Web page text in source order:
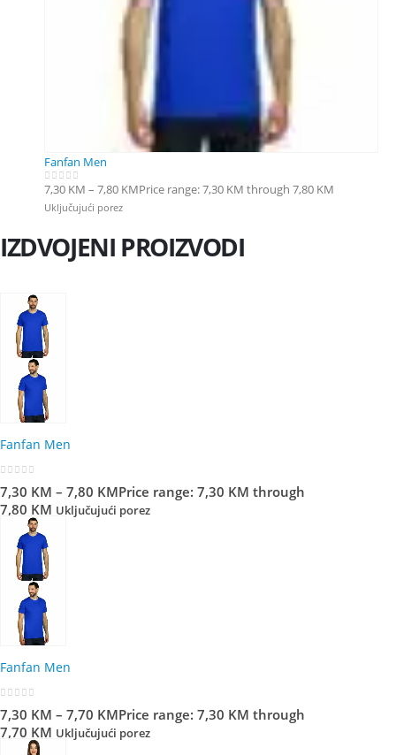
Fanfan Men
0out of 5
7,30 KM – 7,80 KMPrice range: 7,30 KM through 7,80 KM
Uključujući porez
IZDVOJENI PROIZVODI
Fanfan Men
7,30 KM – 7,80 KMPrice range: 7,30 KM through
7,80 KM Uključujući porez
Fanfan Men
7,30 KM – 7,70 KMPrice range: 7,30 KM through
7,70 KM Uključujući porez